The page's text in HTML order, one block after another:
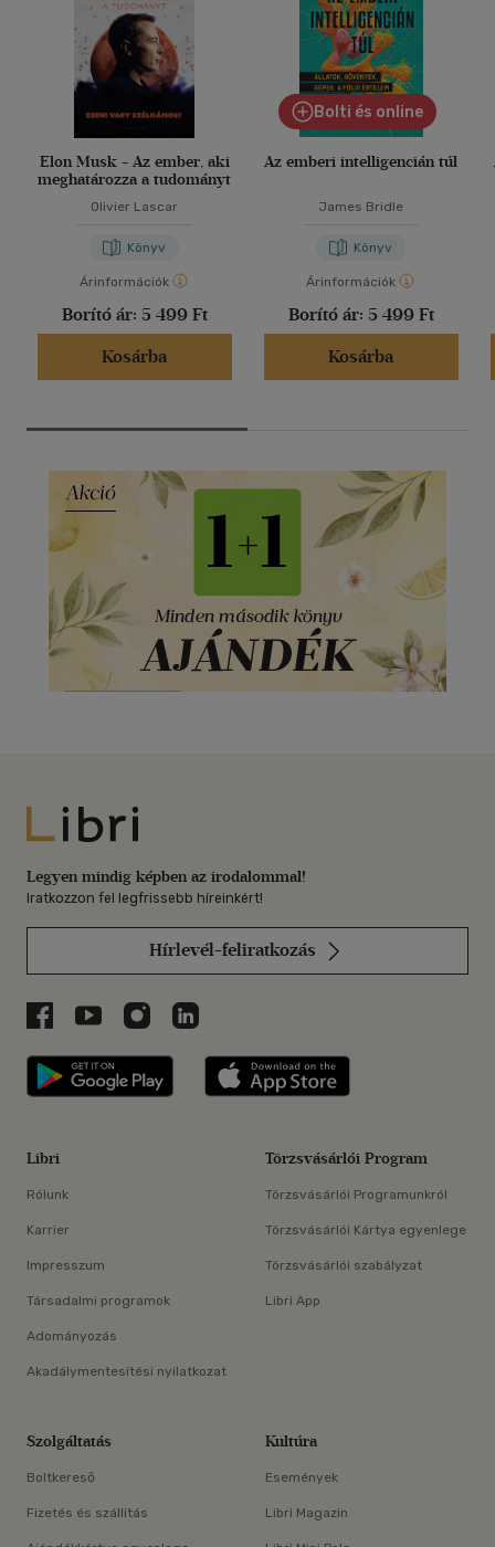
Elon Musk - Az ember, aki
meghatározza a tudományt
Olivier Lascar
Könyv
Árinformációk
Borító ár: 5 499 Ft
Kosárba
Bolti és online
Az emberi intelligencián túl
James Bridle
Könyv
Árinformációk
Borító ár: 5 499 Ft
Kosárba
Libri
Legyen mindig képben az irodalommal!
Iratkozzon fel legfrissebb híreinkért!
Hírlevél-feliratkozás
Libri a Facebookon
Libri a Youtube-on
Libri az Instagramon
Libri a LinkedInen
Libri applikáció Szerezd meg: Google
Libri
Rólunk
Karrier
Impresszum
Társadalmi programok
Adományozás
Akadálymentesítési nyilatkozat
Törzsvásárlói Program
Törzsvásárlói Programunkról
Törzsvásárlói Kártya egyenlege
Törzsvásárlói szabályzat
Libri App
Szolgáltatás
Boltkereső
Fizetés és szállítás
Kultúra
Események
Libri Magazin